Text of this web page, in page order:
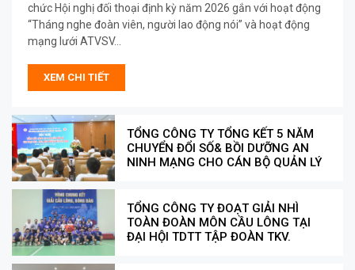
chức Hội nghị đối thoại định kỳ năm 2026 gắn với hoạt động
“Tháng nghe đoàn viên, người lao động nói” và hoạt động
mạng lưới ATVSV...
XEM CHI TIẾT
TỔNG CÔNG TY TỔNG KẾT 5 NĂM
CHUYỂN ĐỔI SỐ& BỒI DƯỠNG AN
NINH MẠNG CHO CÁN BỘ QUẢN LÝ
TỔNG CÔNG TY ĐOẠT GIẢI NHÌ
TOÀN ĐOÀN MÔN CẦU LÔNG TẠI
ĐẠI HỘI TDTT TẬP ĐOÀN TKV.